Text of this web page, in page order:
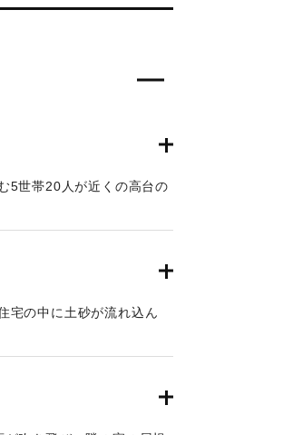
5世帯20人が近くの高台の
宅の中に土砂が流れ込ん